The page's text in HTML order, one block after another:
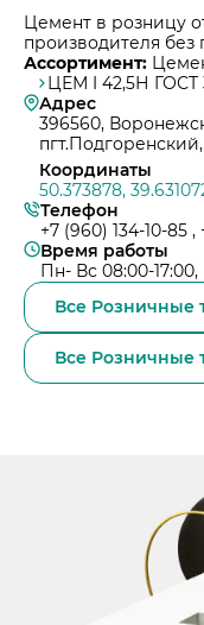
Цемент в розницу
производителя
Ассортимент:
ЦЕМ I 42,5Н ГОСТ
Адрес
396560,
Координаты
50.373878,
Телефон
+7 (960) 134-10-85 ,
Время работы
Пн- Вс 08:00-
Все Розничные
Все Розничные
Примеры
Иные
Проверка на
Качество
Заказать
Сервисная
Проектная
Мобильные
Отгрузка и
Водный
Центры
Выпуск 1
Выпуск 2
Охрана
Наши люди
Социальные
Охрана
Закупки
Закупки
Активные
Активные
Архив
Реализация
Политика в
В помощь
Карьера
ЦЕМРОС
ЦЕМРОС в
Не только
Технологии
Пресса о нас
Контакты
Служба